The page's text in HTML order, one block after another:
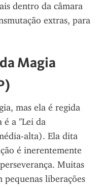
dentro da câmara
extras, para
Magia
mas ela é regida
é a "Lei da
alta). Ela dita
é inerentemente
Muitas
liberações